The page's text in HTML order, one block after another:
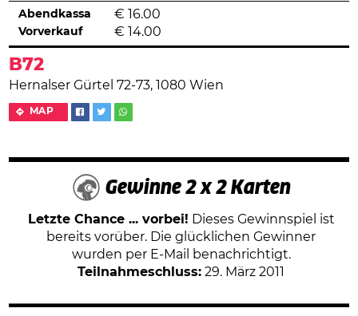
B72
Hernalser Gürtel 72-73, 1080 Wien
MAP
Abendkassa € 16.00
Vorverkauf € 14.00
Gewinne 2 x 2 Karten
Letzte Chance ... vorbei! Dieses Gewinnspiel ist
bereits vorüber. Die glücklichen Gewinner
wurden per E-Mail benachrichtigt.
Teilnahmeschluss: 29. März 2011